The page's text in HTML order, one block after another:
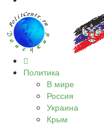
Политика
В мире
Россия
Украина
Крым